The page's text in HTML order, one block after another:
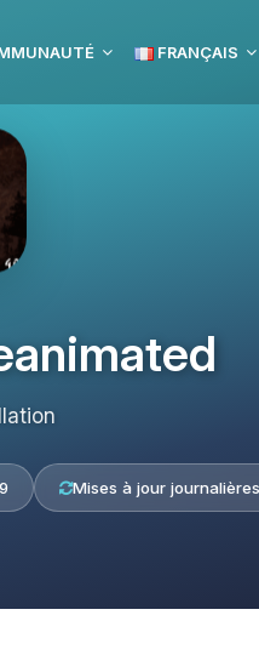
FRANÇAIS
Mises à jour journalières